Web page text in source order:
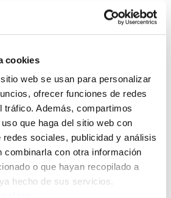
cookies
web se usan para personalizar
ofrecer funciones de redes
tráfico. Además, compartimos
que haga del sitio web con
sociales, publicidad y análisis
combinarla con otra información
o que hayan recopilado a
hecho de sus servicios.
trabajadores de WEC
de la plantilla. La
propuesta por la
20 días por cada año
límite máximo de una
presión de la plantilla que se
indefinida, el acuerdo